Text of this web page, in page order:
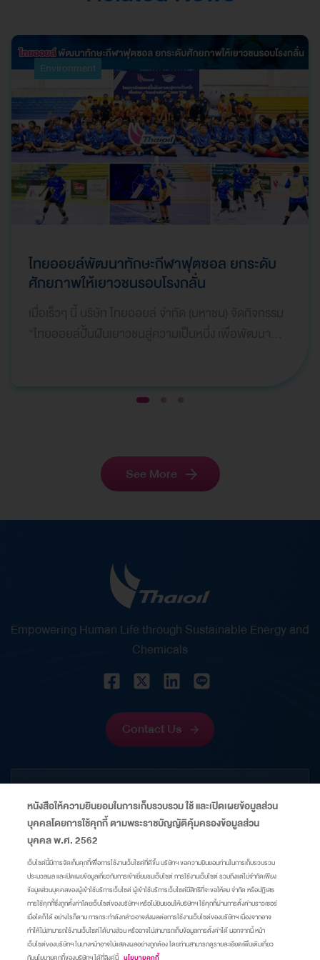
Environment
ไทยออยล์พัฒนาทักษะกีฬาฟุตซอล ยกระดับ
ศักยภาพให้เยาวชนรอบโรงกลั่น
ถ่ายทอดความรู้ และประสบการณ์ ณ สนาม บลูเวฟ อารี
รวมถึงการปลูกฝังวินัย การทำงานเป็นทีม และมีน้ำใจ
นักกีฬา นอกจากนี้ยังเป็นการสร้างแรงบันดาลใจให้
ไทยออยล์ให้ความสำคัญในการส่งเสริมสุขภาพ
อย่างมีคุณภาพทั้งด้านร่างกายและจิตใจ พร้อมทั้ง
สนับสนุนการเรียนรู้นอกห้องเรียนผ่านกิจกรรมสร้างสรรค์
เพื่อเสริมสร้างทักษะชีวิตและความมั่นใจในตนเอง อันเป็น
พื้นฐานสำคัญในการเติบโตเป็นบุคลากรที่มีคุณภาพของ
See More
Empowering Human Life through Sustainable Energy and
Chemicals
Contact Us
CORPORATE
INFORMATION
LINKS
SitemapPrivacy CenterCookie PolicyTake Down Notice
หนังสือให้ความยินยอมในการเก็บรวบรวม ใช้ และเปิดเผยข้อมูลส่วน
บุคคลโดยการใช้คุกกี้ ตามพระราชบัญญัติคุ้มครองข้อมูลส่วน
บุคคล พ.ศ. 2562
เว็บไซต์นี้มีการจัดเก็บคุกกี้เพื่อการใช้งานเว็บไซต์ที่ดีขึ้น บริษัทฯ ขอความยินยอมท่านในการเก็บรวบรวม
ประมวลผล และเปิดเผยข้อมูลเกี่ยวกับการเข้าเยี่ยมชมเว็บไซต์ การใช้งานเว็บไซต์ รวมถึงแต่ไม่จำกัดเพียง
ข้อมูลส่วนบุคคลของผู้เข้าใช้บริการเว็บไซต์ ผู้เข้าใช้บริการเว็บไซต์มีสิทธิที่จะขอให้ลบ จำกัด หรือปฏิเสธ
การใช้คุกกี้ซึ่งถูกตั้งค่าโดยเว็บไซต์ของบริษัทฯ หรือไม่ยินยอมให้บริษัทฯ ใช้คุกกี้ผ่านการตั้งค่าบราวเซอร์
เมื่อใดก็ได้ อย่างไรก็ตาม การกระทำดังกล่าวอาจส่งผลต่อการใช้งานเว็บไซต์ของบริษัทฯ เนื่องจากอาจ
ทำให้ไม่สามารถใช้งานเว็บไซต์ได้บางส่วน หรืออาจไม่สามารถเก็บข้อมูลการตั้งค่าได้ นอกจากนี้ หน้า
เว็บไซต์ของบริษัทฯ ในบางหน้าอาจไม่แสดงผลอย่างถูกต้อง โดยท่านสามารถดูรายละเอียดเพิ่มเติมเกี่ยว